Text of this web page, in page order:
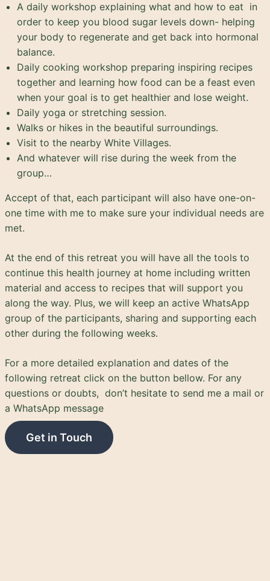
A daily workshop explaining what and how to eat in
order to keep you blood sugar levels down- helping
your body to regenerate and get back into hormonal
balance.
Daily cooking workshop preparing inspiring recipes
together and learning how food can be a feast even
when your goal is to get healthier and lose weight.
Daily yoga or stretching session.
Walks or hikes in the beautiful surroundings.
Visit to the nearby White Villages.
And whatever will rise during the week from the
group…
Accept of that, each participant will also have one-on-
one time with me to make sure your individual needs are
met.
At the end of this retreat you will have all the tools to
continue this health journey at home including written
material and access to recipes that will support you
along the way. Plus, we will keep an active WhatsApp
group of the participants, sharing and supporting each
other during the following weeks.
For a more detailed explanation and dates of the
following retreat click on the button bellow. For any
questions or doubts, don’t hesitate to send me a mail or
a WhatsApp message
Get in Touch